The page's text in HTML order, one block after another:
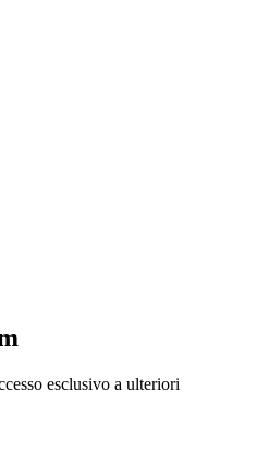
esclusivo a ulteriori